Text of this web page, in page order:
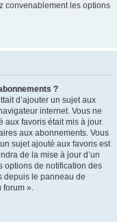
convenablement les options
?
d’ajouter un sujet aux
internet. Vous ne
aux favoris était mis à jour.
aux abonnements. Vous
sujet ajouté aux favoris est
de la mise à jour d’un
options de notification des
depuis le panneau de
forum ».